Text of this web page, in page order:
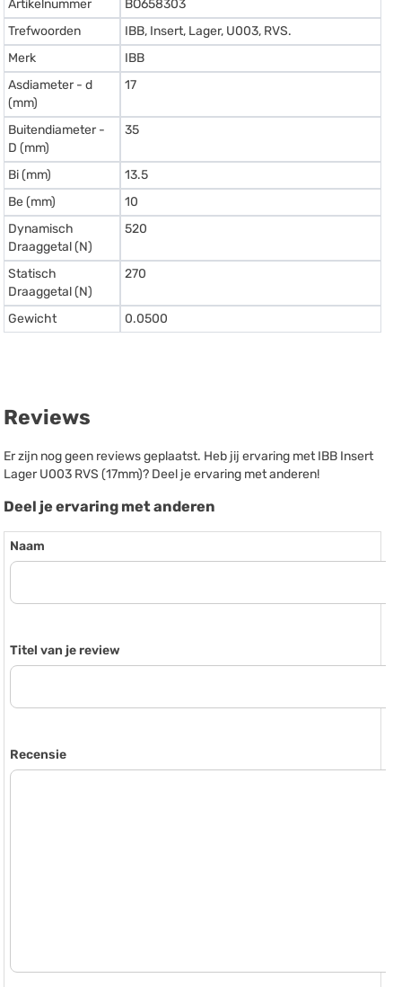
Artikelnummer
BO658303
Trefwoorden
IBB, Insert, Lager, U003, RVS.
Merk
IBB
Asdiameter - d
(mm)
17
Buitendiameter -
D (mm)
35
Bi (mm)
13.5
Be (mm)
10
Dynamisch
Draaggetal (N)
520
Statisch
Draaggetal (N)
270
Gewicht 0.0500
Reviews
Er zijn nog geen reviews geplaatst. Heb jij ervaring met IBB Insert
Lager U003 RVS (17mm)? Deel je ervaring met anderen!
Deel je ervaring met anderen
Naam
Titel van je review
Recensie